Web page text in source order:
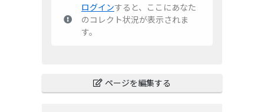
ログインすると、ここにあなた
のコレクト状況が表示されま
す。
ページを編集する